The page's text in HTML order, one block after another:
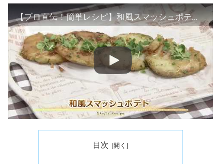
c
e
b
o
o
k
e
n
a
ck
et
e
er
e
st
【プロ直伝！簡単レシピ】和風スマッシュポテト by 桜庭みさお
目次